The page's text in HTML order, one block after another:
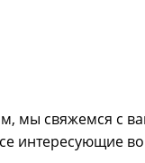
мы свяжемся с
интересующие